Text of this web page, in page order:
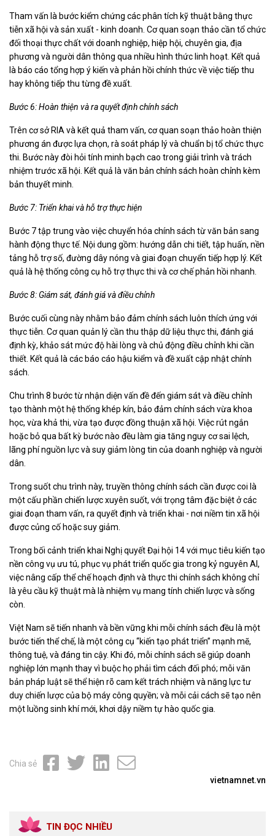
Tham vấn là bước kiểm chứng các phân tích kỹ thuật bằng thực
tiễn xã hội và sản xuất - kinh doanh. Cơ quan soạn thảo cần tổ chức
đối thoại thực chất với doanh nghiệp, hiệp hội, chuyên gia, địa
phương và người dân thông qua nhiều hình thức linh hoạt. Kết quả
là báo cáo tổng hợp ý kiến và phản hồi chính thức về việc tiếp thu
hay không tiếp thu từng đề xuất.
Bước 6: Hoàn thiện và ra quyết định chính sách
Trên cơ sở RIA và kết quả tham vấn, cơ quan soạn thảo hoàn thiện
phương án được lựa chọn, rà soát pháp lý và chuẩn bị tổ chức thực
thi. Bước này đòi hỏi tính minh bạch cao trong giải trình và trách
nhiệm trước xã hội. Kết quả là văn bản chính sách hoàn chỉnh kèm
bản thuyết minh.
Bước 7: Triển khai và hỗ trợ thực hiện
Bước 7 tập trung vào việc chuyển hóa chính sách từ văn bản sang
hành động thực tế. Nội dung gồm: hướng dẫn chi tiết, tập huấn, nền
tảng hỗ trợ số, đường dây nóng và giai đoạn chuyển tiếp hợp lý. Kết
quả là hệ thống công cụ hỗ trợ thực thi và cơ chế phản hồi nhanh.
Bước 8: Giám sát, đánh giá và điều chỉnh
Bước cuối cùng này nhằm bảo đảm chính sách luôn thích ứng với
thực tiễn. Cơ quan quản lý cần thu thập dữ liệu thực thi, đánh giá
định kỳ, khảo sát mức độ hài lòng và chủ động điều chỉnh khi cần
thiết. Kết quả là các báo cáo hậu kiểm và đề xuất cập nhật chính
sách.
Chu trình 8 bước từ nhận diện vấn đề đến giám sát và điều chỉnh
tạo thành một hệ thống khép kín, bảo đảm chính sách vừa khoa
học, vừa khả thi, vừa tạo được đồng thuận xã hội. Việc rút ngắn
hoặc bỏ qua bất kỳ bước nào đều làm gia tăng nguy cơ sai lệch,
lãng phí nguồn lực và suy giảm lòng tin của doanh nghiệp và người
dân.
Trong suốt chu trình này, truyền thông chính sách cần được coi là
một cấu phần chiến lược xuyên suốt, với trọng tâm đặc biệt ở các
giai đoạn tham vấn, ra quyết định và triển khai - nơi niềm tin xã hội
được củng cố hoặc suy giảm.
Trong bối cảnh triển khai Nghị quyết Đại hội 14 với mục tiêu kiến tạo
nền công vụ ưu tú, phục vụ phát triển quốc gia trong kỷ nguyên AI,
việc nâng cấp thể chế hoạch định và thực thi chính sách không chỉ
là yêu cầu kỹ thuật mà là nhiệm vụ mang tính chiến lược và sống
còn.
Việt Nam sẽ tiến nhanh và bền vững khi mỗi chính sách đều là một
bước tiến thể chế, là một công cụ “kiến tạo phát triển” mạnh mẽ,
thông tuệ, và đáng tin cậy. Khi đó, mỗi chính sách sẽ giúp doanh
nghiệp lớn mạnh thay vì buộc họ phải tìm cách đối phó; mỗi văn
bản pháp luật sẽ thể hiện rõ cam kết trách nhiệm và năng lực tư
duy chiến lược của bộ máy công quyền; và mỗi cải cách sẽ tạo nên
một luồng sinh khí mới, khơi dậy niềm tự hào quốc gia.
Chia sẻ
vietnamnet.vn
TIN ĐỌC NHIỀU